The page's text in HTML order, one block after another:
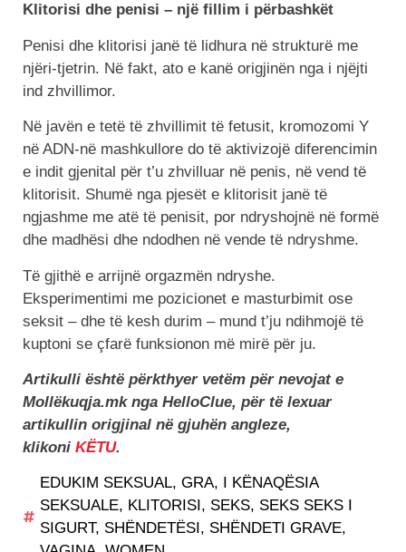
Klitorisi dhe penisi – një fillim i përbashkët
Penisi dhe klitorisi janë të lidhura në strukturë me
njëri-tjetrin. Në fakt, ato e kanë origjinën nga i njëjti
ind zhvillimor.
Në javën e tetë të zhvillimit të fetusit, kromozomi Y
në ADN-në mashkullore do të aktivizojë diferencimin
e indit gjenital për t’u zhvilluar në penis, në vend të
klitorisit. Shumë nga pjesët e klitorisit janë të
ngjashme me atë të penisit, por ndryshojnë në formë
dhe madhësi dhe ndodhen në vende të ndryshme.
Të gjithë e arrijnë orgazmën ndryshe.
Eksperimentimi me pozicionet e masturbimit ose
seksit – dhe të kesh durim – mund t’ju ndihmojë të
kuptoni se çfarë funksionon më mirë për ju.
Artikulli është përkthyer vetëm për nevojat e
Mollëkuqja.mk nga HelloClue, për të lexuar
artikullin origjinal në gjuhën angleze,
klikoni KËTU.
EDUKIM SEKSUAL, GRA,
I KËNAQËSIA
SEKSUALE, KLITORISI , SEKS, SEKS SEKS I
SIGURT, SHËNDETËSI , SHËNDETI GRAVE,